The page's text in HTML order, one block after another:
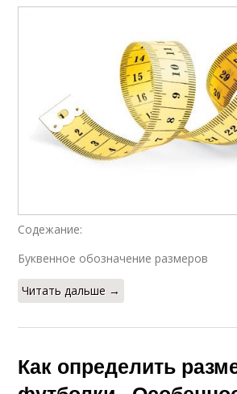
Содежание:
Буквенное обозначение размеров
Читать дальше →
Как определить